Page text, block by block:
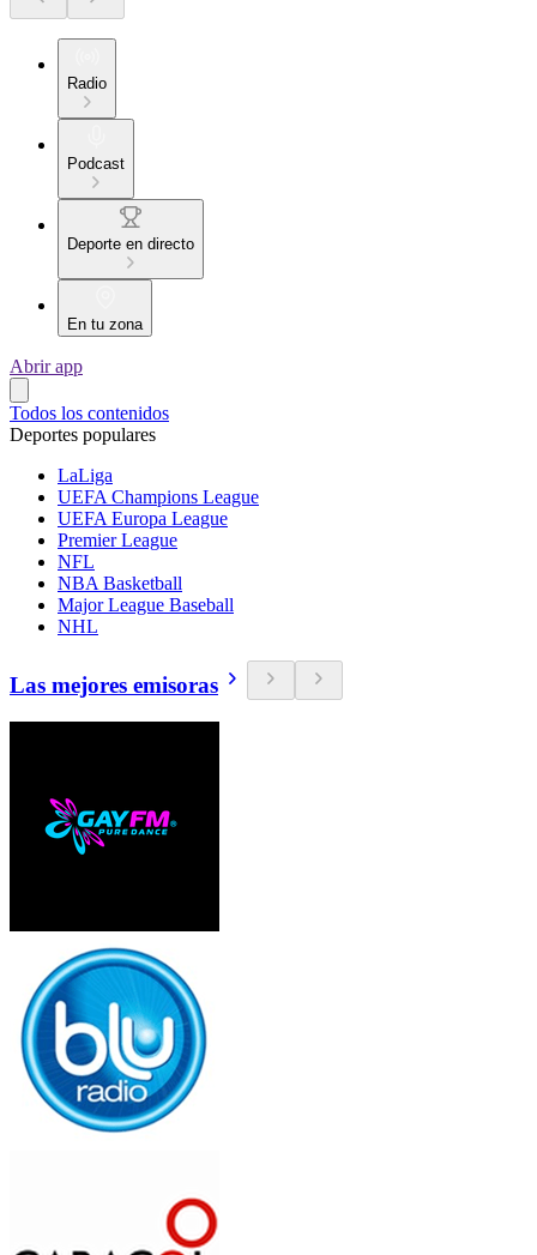
Radio
Podcast
Deporte en directo
En tu zona
Abrir app
Todos los contenidos
Deportes populares
LaLiga
UEFA Champions League
UEFA Europa League
Premier League
NFL
NBA Basketball
Major League Baseball
NHL
Las mejores emisoras